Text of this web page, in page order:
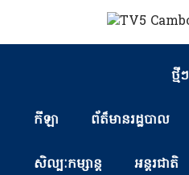
ថ្មីៗ
កីឡា ព័ត៏មានរដ្ឋបាល
សិល្បៈកម្សាន្ត អន្តរជាតិ